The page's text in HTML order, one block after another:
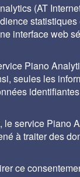
des élus,
(AT
statistiques
interface web
Piano
seules les
le service Piano
à traiter des
ce